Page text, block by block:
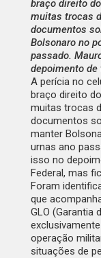
braço direito
muitas trocas
documentos
Bolsonaro no
passado.
depoimento
A perícia no
braço direito
muitas trocas
documentos
manter
urnas ano
isso no
Federal, mas
Foram
que
GLO (Garantia
operação
situações de